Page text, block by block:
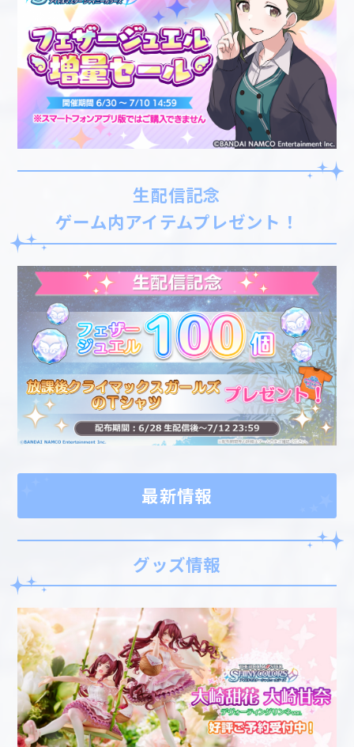
生配信記念
ゲーム内アイテムプレゼント！
最新情報
グッズ情報